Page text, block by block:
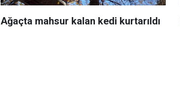
Ağaçta mahsur kalan kedi kurtarıldı